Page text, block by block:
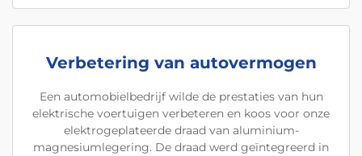
Verbetering van autovermogen
Een automobielbedrijf wilde de prestaties van hun
elektrische voertuigen verbeteren en koos voor onze
elektrogeplateerde draad van aluminium-
magnesiumlegering. De draad werd geïntegreerd in